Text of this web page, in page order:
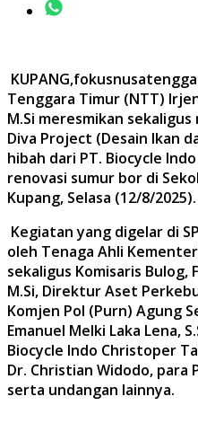
Tenggara Timur (NTT)
M.Si meresmikan
Diva Project (Desain Ikan
hibah dari PT. Biocycle
renovasi sumur bor di
Kupang, Selasa (12/8/2025).
Kegiatan yang digelar di
oleh Tenaga Ahli
sekaligus Komisaris Bulog,
M.Si, Direktur Aset
Komjen Pol (Purn) Agung
Emanuel Melki Laka Lena,
Biocycle Indo Christoper
Dr. Christian Widodo, para
serta undangan lainnya.